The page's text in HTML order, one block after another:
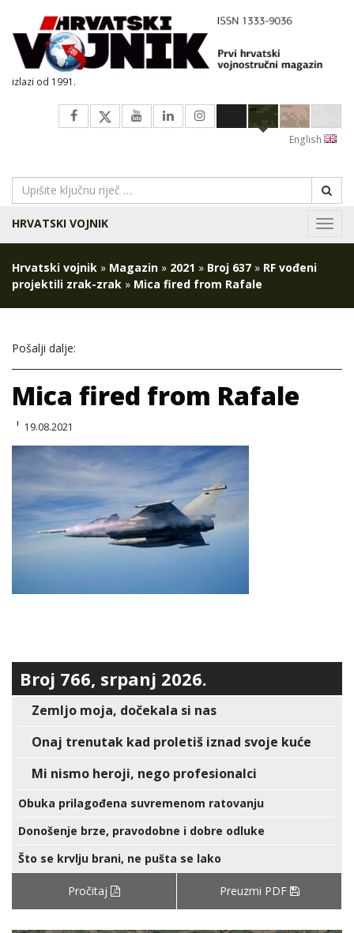
izlazi od 1991.
English
HRVATSKI VOJNIK
Hrvatski vojnik » Magazin » 2021 » Broj 637 » RF vođeni
projektili zrak-zrak » Mica fired from Rafale
Pošalji dalje:
Mica fired from Rafale
19.08.2021
Broj 766, srpanj 2026.
Zemljo moja, dočekala si nas
Onaj trenutak kad proletiš iznad svoje kuće
Mi nismo heroji, nego profesionalci
Obuka prilagođena suvremenom ratovanju
Donošenje brze, pravodobne i dobre odluke
Što se krvlju brani, ne pušta se lako
Pročitaj Preuzmi PDF